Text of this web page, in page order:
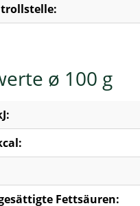
ø 100 g
Fettsäuren: